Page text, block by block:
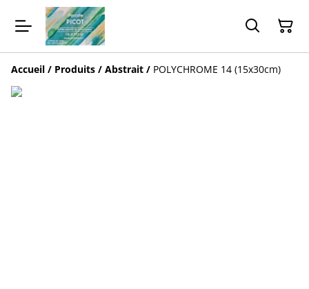
Accueil / Produits / Abstrait / POLYCHROME 14 (15x30cm)